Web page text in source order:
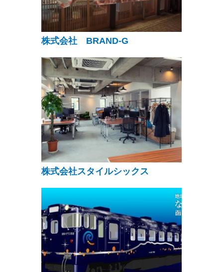
株式会社 BRAND-G
株式会社スタイルシックス